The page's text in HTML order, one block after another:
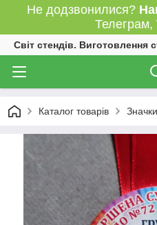
Не додзвонилися?
Телеграм,
Світ стендів. Виготовлення
Каталог товарів